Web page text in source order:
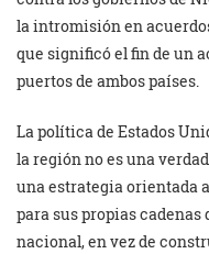
la intromisión en
que significó el fin de un
puertos de ambos países.
La política de Estados
la región no es una
una estrategia orientada
para sus propias
nacional, en vez de